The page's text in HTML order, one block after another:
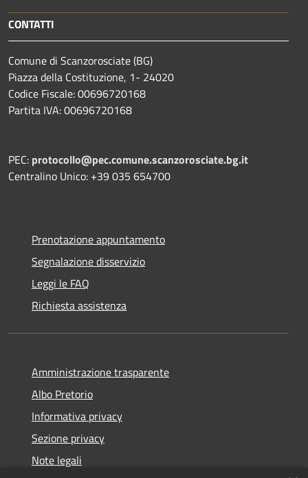
CONTATTI
Comune di Scanzorosciate (BG)
Piazza della Costituzione, 1- 24020
Codice Fiscale: 00696720168
Partita IVA: 00696720168
PEC: protocollo@pec.comune.scanzorosciate.bg.it
Centralino Unico: +39 035 654700
Prenotazione appuntamento
Segnalazione disservizio
Leggi le FAQ
Richiesta assistenza
Amministrazione trasparente
Albo Pretorio
Informativa privacy
Sezione privacy
Note legali